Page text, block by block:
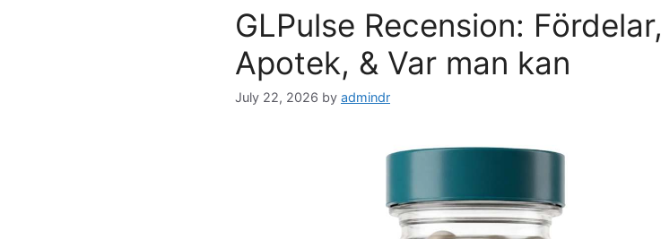
GLPulse Recension: Fördelar,
Apotek, & Var man kan
July 22, 2026 by admindr